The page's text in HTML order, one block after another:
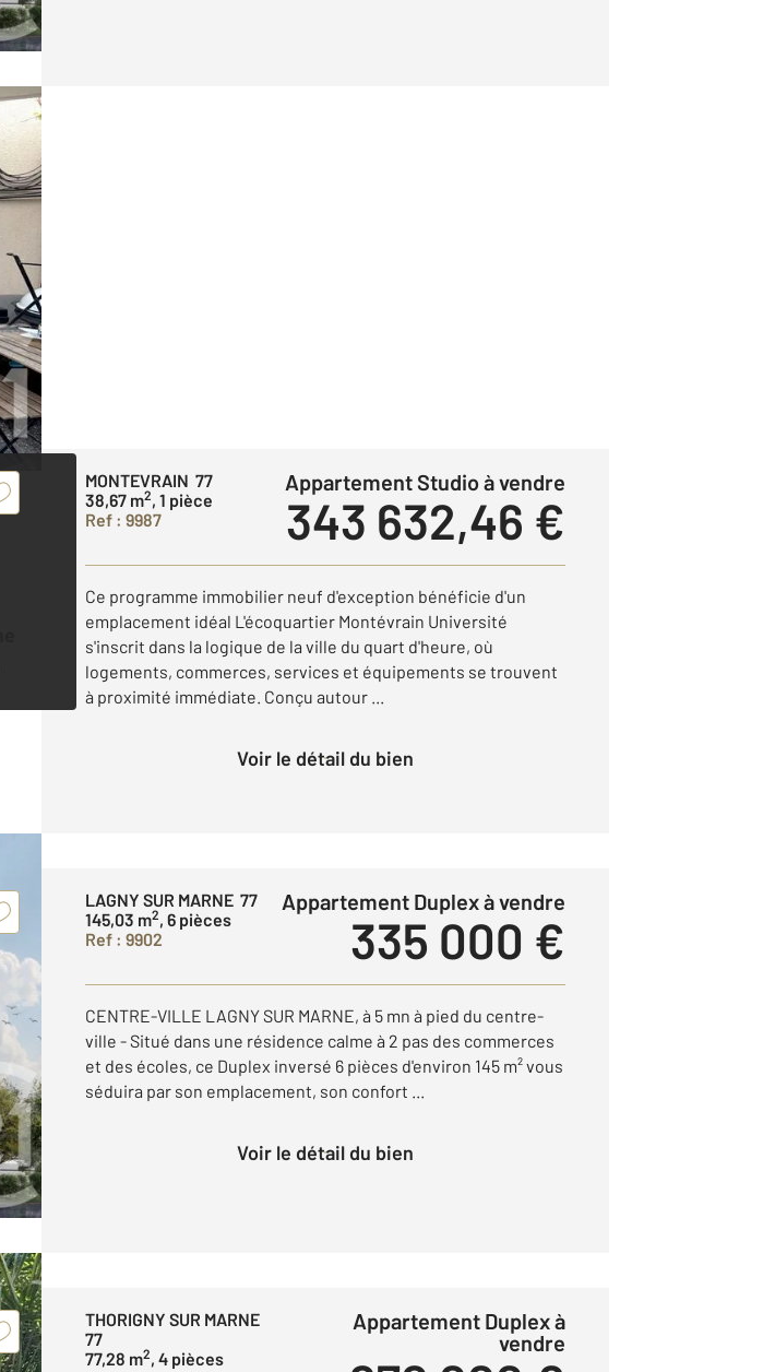
MONTEVRAIN 77
38,67 m2, 1 pièce
Ref : 9987
Appartement Studio à vendre
343 632,46 €
Ce programme immobilier neuf d'exception bénéficie d'un
emplacement idéal L'écoquartier Montévrain Université
s'inscrit dans la logique de la ville du quart d'heure, où
logements, commerces, services et équipements se trouvent
à proximité immédiate. Conçu autour ...
Voir le détail du bien
LAGNY SUR MARNE 77
145,03 m2, 6 pièces
Ref : 9902
Appartement Duplex à vendre
335 000 €
CENTRE-VILLE LAGNY SUR MARNE, à 5 mn à pied du centre-
ville - Situé dans une résidence calme à 2 pas des commerces
et des écoles, ce Duplex inversé 6 pièces d'environ 145 m² vous
séduira par son emplacement, son confort ...
Voir le détail du bien
THORIGNY SUR MARNE
77
77,28 m2, 4 pièces
Appartement Duplex à
vendre